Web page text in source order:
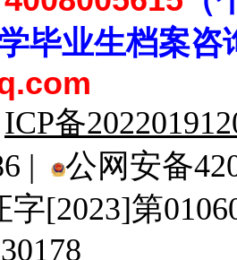
学毕业生档案咨
ICP备
|
公网安备
[2023]第